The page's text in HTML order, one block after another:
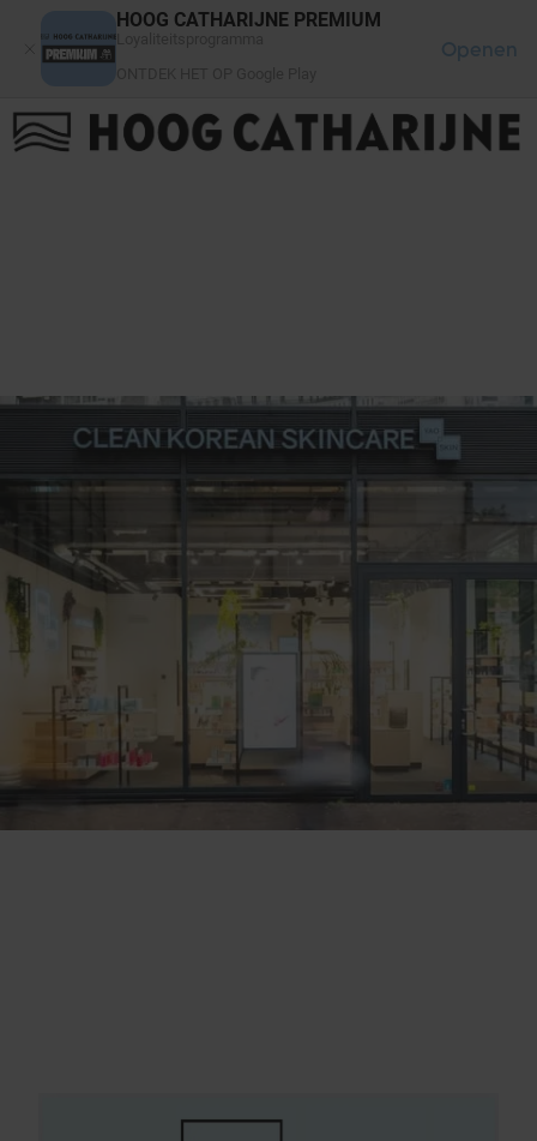
HOOG CATHARIJNE PREMIUM
Openen
FAQ
HET WINKELCENTRUM
LOG IN
Cookies beheer paneel